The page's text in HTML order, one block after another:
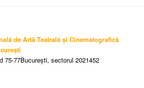
de Artă Teatrală și Cinematografică
75-77București, sectorul 2021452